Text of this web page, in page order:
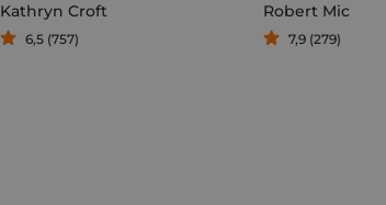
Kathryn Croft
6,5 (757)
Robert
7,9 (279)